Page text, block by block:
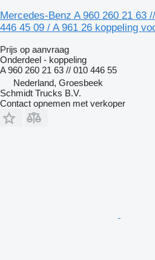
Mercedes-Benz A 960 260 21 63
446 45 09 / A 961 26 koppeling
Prijs op aanvraag
Onderdeel - koppeling
A 960 260 21 63 // 010 446 55
Nederland, Groesbeek
Schmidt Trucks B.V.
Contact opnemen met verkoper